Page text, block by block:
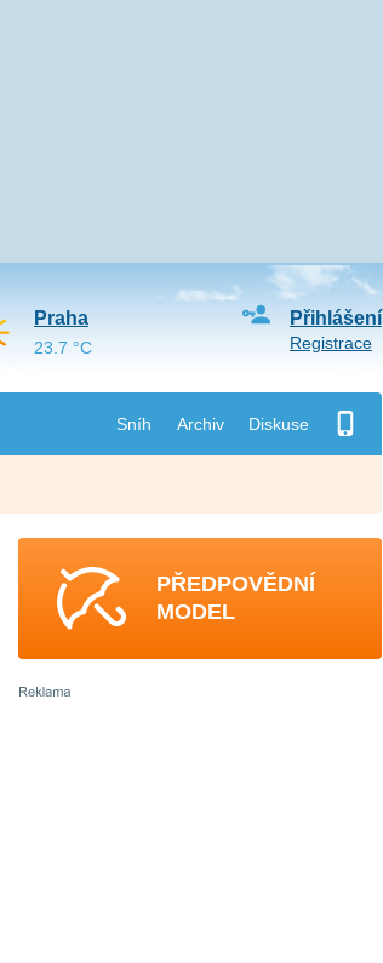
Sníh Archiv Diskuse
Přihlášení
Registrace
Praha
23.7 °C
PŘEDPOVĚDNÍ
MODEL